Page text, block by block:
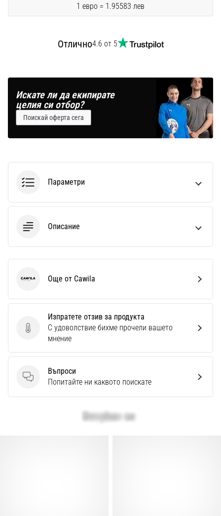
1 евро = 1.95583 лев
Отлично4.6 от 5
Искате ли да екипирате
целия си отбор?
Поискай оферта сега
Параметри
Описание
Изпратете отзив за продукта
Изпратете отзив за продукта
С удоволствие бихме прочели вашето
мнение
Въпроси
Въпроси
Попитайте ни каквото поискате
Cawila Още от Cawila